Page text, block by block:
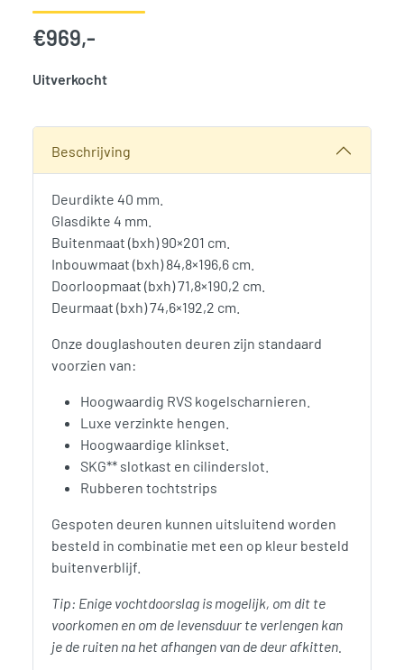
€969,-
Uitverkocht
Beschrijving
Deurdikte 40 mm.
Glasdikte 4 mm.
Buitenmaat (bxh) 90×201 cm.
Inbouwmaat (bxh) 84,8×196,6 cm.
Doorloopmaat (bxh) 71,8×190,2 cm.
Deurmaat (bxh) 74,6×192,2 cm.
Onze douglashouten deuren zijn standaard
voorzien van:
Hoogwaardig RVS kogelscharnieren.
Luxe verzinkte hengen.
Hoogwaardige klinkset.
SKG** slotkast en cilinderslot.
Rubberen tochtstrips
Gespoten deuren kunnen uitsluitend worden
besteld in combinatie met een op kleur besteld
buitenverblijf.
Tip: Enige vochtdoorslag is mogelijk, om dit te
voorkomen en om de levensduur te verlengen kan
je de ruiten na het afhangen van de deur afkitten.